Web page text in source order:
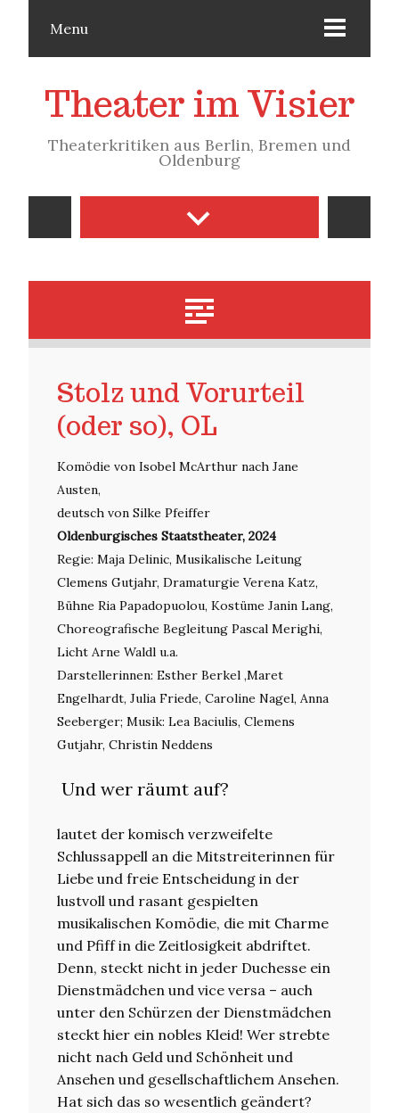
Menu
Theater im Visier
Theaterkritiken aus Berlin, Bremen und
Oldenburg
Stolz und Vorurteil
(oder so), OL
Komödie von Isobel McArthur nach Jane
Austen,
deutsch von Silke Pfeiffer
Oldenburgisches Staatstheater, 2024
Regie: Maja Delinic, Musikalische Leitung
Clemens Gutjahr, Dramaturgie Verena Katz,
Bühne Ria Papadopuolou, Kostüme Janin Lang,
Choreografische Begleitung Pascal Merighi,
Licht Arne Waldl u.a.
Darstellerinnen: Esther Berkel ,Maret
Engelhardt, Julia Friede, Caroline Nagel, Anna
Seeberger; Musik: Lea Baciulis, Clemens
Gutjahr, Christin Neddens
Und wer räumt auf?
lautet der komisch verzweifelte
Schlussappell an die Mitstreiterinnen für
Liebe und freie Entscheidung in der
lustvoll und rasant gespielten
musikalischen Komödie, die mit Charme
und Pfiff in die Zeitlosigkeit abdriftet.
Denn, steckt nicht in jeder Duchesse ein
Dienstmädchen und vice versa – auch
unter den Schürzen der Dienstmädchen
steckt hier ein nobles Kleid! Wer strebte
nicht nach Geld und Schönheit und
Ansehen und gesellschaftlichem Ansehen.
Hat sich das so wesentlich geändert?